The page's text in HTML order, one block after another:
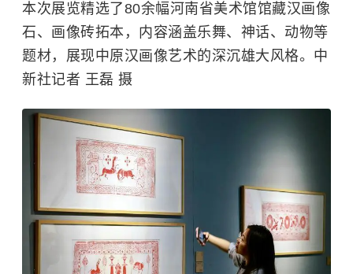
本次展览精选了80余幅河南省美术馆馆藏汉画像
石、画像砖拓本，内容涵盖乐舞、神话、动物等
题材，展现中原汉画像艺术的深沉雄大风格。中
新社记者 王磊 摄